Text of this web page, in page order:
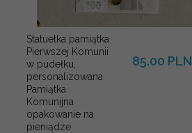
Statuetka pamiątka
Pierwszej Komunii
w pudełku,
personalizowana
Pamiątka
Komunijna
opakowanie na
pieniądze
85.00 PLN